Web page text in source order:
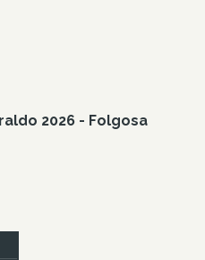
2026 - Folgosa